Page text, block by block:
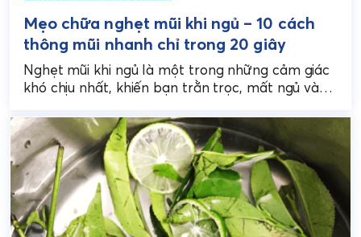
Mẹo chữa nghẹt mũi khi ngủ – 10 cách
thông mũi nhanh chỉ trong 20 giây
Nghẹt mũi khi ngủ là một trong những cảm giác
khó chịu nhất, khiến bạn trằn trọc, mất ngủ và